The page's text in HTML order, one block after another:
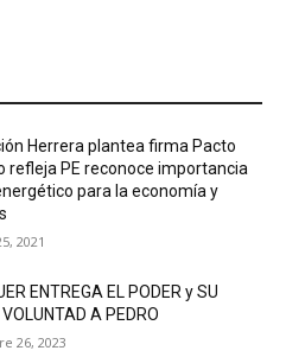
Herrera plantea firma Pacto
refleja PE reconoce importancia
para la economía y
2021
ENTREGA EL PODER y SU
A PEDRO
26, 2023